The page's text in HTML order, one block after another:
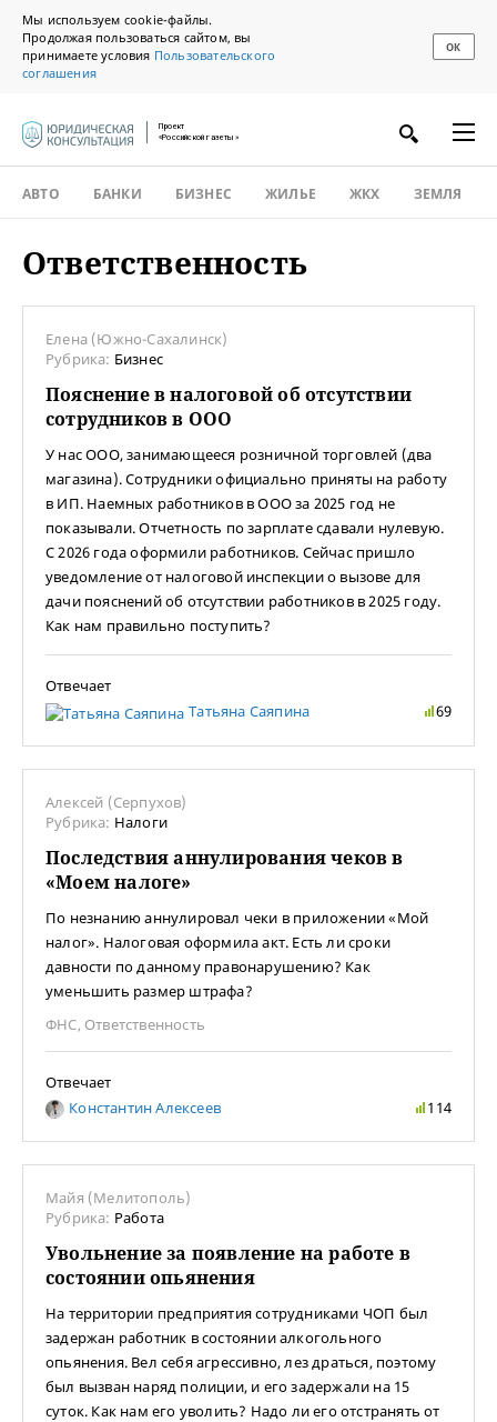
Мы используем cookie-файлы.
Продолжая пользоваться сайтом, вы
принимаете условия Пользовательского
соглашения
ОК
Проект
«Российской газеты»
АВТО БАНКИ БИЗНЕС ЖИЛЬЕ ЖКХ ЗЕМЛЯ
Ответственность
Елена (Южно-Сахалинск)
Рубрика: Бизнес
Пояснение в налоговой об отсутствии
сотрудников в ООО
У нас ООО, занимающееся розничной торговлей (два
магазина). Сотрудники официально приняты на работу
в ИП. Наемных работников в ООО за 2025 год не
показывали. Отчетность по зарплате сдавали нулевую.
С 2026 года оформили работников. Сейчас пришло
уведомление от налоговой инспекции о вызове для
дачи пояснений об отсутствии работников в 2025 году.
Как нам правильно поступить?
Отвечает
Татьяна Саяпина
69
Алексей (Серпухов)
Рубрика: Налоги
Последствия аннулирования чеков в
«Моем налоге»
По незнанию аннулировал чеки в приложении «Мой
налог». Налоговая оформила акт. Есть ли сроки
давности по данному правонарушению? Как
уменьшить размер штрафа?
ФНС, Ответственность
Отвечает
Константин Алексеев
114
Майя (Мелитополь)
Рубрика: Работа
Увольнение за появление на работе в
состоянии опьянения
На территории предприятия сотрудниками ЧОП был
задержан работник в состоянии алкогольного
опьянения. Вел себя агрессивно, лез драться, поэтому
был вызван наряд полиции, и его задержали на 15
суток. Как нам его уволить? Надо ли его отстранять от